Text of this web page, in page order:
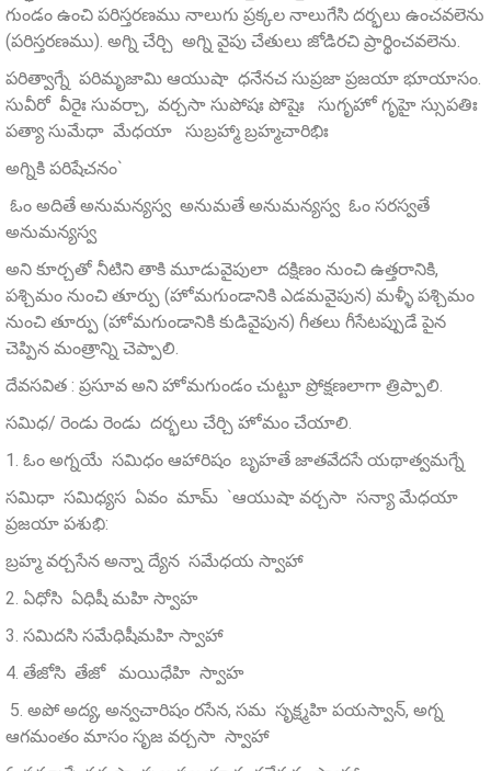
గుండం ఉంచి పరిస్తరణము నాలుగు ప్రక్కల నాలుగేసి దర్భలు ఉంచవలెను
(పరిస్తరణము). అగ్ని చేర్చి అగ్ని వైపు చేతులు జోడిరచి ప్రార్థించవలెను.
పరిత్వాగ్నే పరిమృజామి ఆయుషా ధనేనచ సుప్రజా ప్రజయా భూయాసం.
సువీరో వీరైః సువర్చా, వర్చసా సుపోషః పోషైః సుగృహో గృహై స్సుపతిః
పత్యా సుమేధా మేధయా సుబ్రహ్మా బ్రహ్మచారిభిః
అగ్నికి పరిషేచనం`
ఓం అదితే అనుమన్యస్వ అనుమతే అనుమన్యస్వ ఓం సరస్వతే
అనుమన్యస్వ
అని కూర్చతో నీటిని తాకి మూడువైపులా దక్షిణం నుంచి ఉత్తరానికి,
పశ్చిమం నుంచి తూర్పు (హోమగుండానికి ఎడమవైపున) మళ్ళీ పశ్చిమం
నుంచి తూర్పు (హోమగుండానికి కుడివైపున) గీతలు గీసేటప్పుడే పైన
చెప్పిన మంత్రాన్ని చెప్పాలి.
దేవసవిత : ప్రసూవ అని హోమగుండం చుట్టూ ప్రోక్షణలాగా త్రిప్పాలి.
సమిధ/ రెండు రెండు దర్భలు చేర్చి హోమం చేయాలి.
1. ఓం అగ్నయే సమిధం ఆహారిషం బృహతే జాతవేదసే యథాత్వమగ్నే
సమిధా సమిధ్యస ఏవం మామ్‌ `ఆయుషా వర్చసా సన్యా మేధయా
ప్రజయా పశుభి:
బ్రహ్మ వర్చసేన అన్నా ద్యేన సమేధయ స్వాహా
2. ఏధోసి ఏధిషీ మహి స్వాహ
3. సమిదసి సమేధిషీమహి స్వాహా
4. తేజోసి తేజో మయిధేహి స్వాహ
5. అపో అద్య, అన్వచారిషం రసేన, సమ సృక్ష్మహి పయస్వాన్‌, అగ్న
ఆగమంతం మాసం సృజ వర్చసా స్వాహా